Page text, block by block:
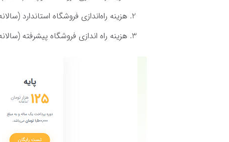
هزینه راه‌اندازی فروشگاه استاندارد (سالانه): 8 میلیون و 400 هزار
هزینه راه اندازی فروشگاه پیشرفته (سالانه): 24 میلیون